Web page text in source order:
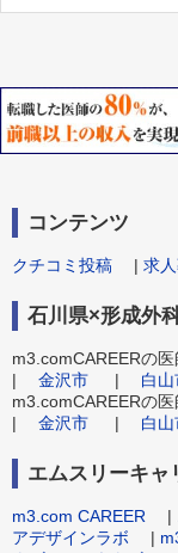
コンテンツ
クチコミ投稿 | 求
石川県×形成外
m3.comCAREERの
| 金沢市 | 白山
m3.comCAREERの
| 金沢市 | 白山
エムスリーキャ
m3.com CAREER |
アデザインラボ |